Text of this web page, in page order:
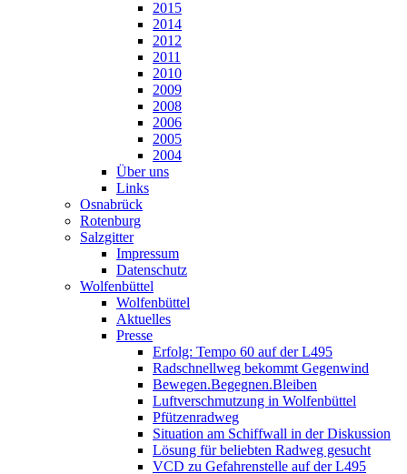
2015
2014
2012
2011
2010
2009
2008
2006
2005
2004
Über uns
Links
Osnabrück
Rotenburg
Salzgitter
Impressum
Datenschutz
Wolfenbüttel
Wolfenbüttel
Aktuelles
Presse
Erfolg: Tempo 60 auf der L495
Radschnellweg bekommt Gegenwind
Bewegen.Begegnen.Bleiben
Luftverschmutzung in Wolfenbüttel
Pfützenradweg
Situation am Schiffwall in der Diskussion
Lösung für beliebten Radweg gesucht
VCD zu Gefahrenstelle auf der L495